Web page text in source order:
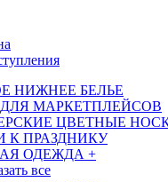
НИЖНЕЕ БЕЛЬЕ
МАРКЕТПЛЕЙСОВ
ЦВЕТНЫЕ
К ПРАЗДНИКУ
ОДЕЖДА +
все